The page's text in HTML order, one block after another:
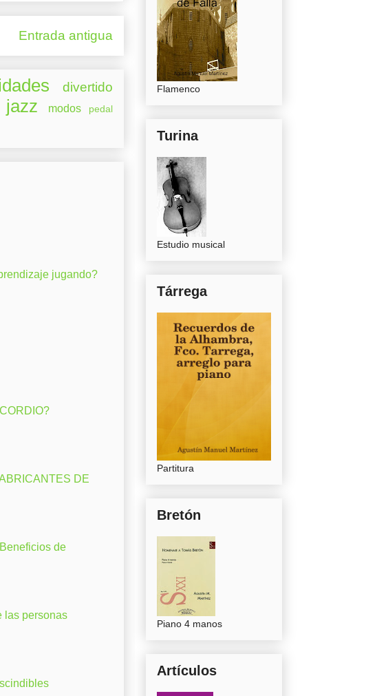
Entrada antigua
divertido
jazz modos pedal
jugando?
DE
de
las personas
Flamenco
Turina
Estudio musical
Tárrega
Partitura
Bretón
Piano 4 manos
Artículos